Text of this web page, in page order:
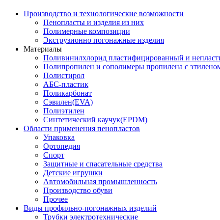
Производство и технологические возможности
Пенопласты и изделия из них
Полимерные композиции
Экструзионно погонажные изделия
Материалы
Поливинилхлорид пластифицированный и
Полипропилен и сополимеры пропилена с
Полистирол
АБС-пластик
Поликарбонат
Сэвилен(EVA)
Полиэтилен
Синтетический каучук(EPDM)
Области применения пенопластов
Упаковка
Ортопедия
Спорт
Защитные и спасательные средства
Детские игрушки
Автомобильная промышленность
Производство обуви
Прочее
Виды профильно-погонажных изделий
Трубки электротехнические